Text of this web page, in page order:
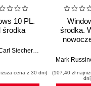
10 PL.
środka
Siechert ,Craig Stinson
cena z 30 dni)
środka.
Mark
(107,40 zł